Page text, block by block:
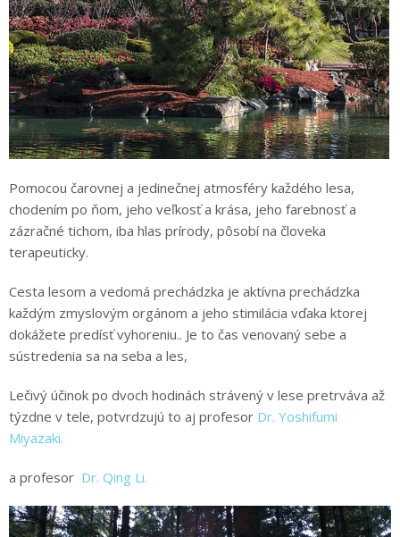
Pomocou čarovnej a jedinečnej atmosféry každého lesa,
chodením po ňom, jeho veľkosť a krása, jeho farebnosť a
zázračné tichom, iba hlas prírody, pôsobí na človeka
terapeuticky.
Cesta lesom a vedomá prechádzka je aktívna prechádzka
každým zmyslovým orgánom a jeho stimilácia vďaka ktorej
dokážete predísť vyhoreniu.. Je to čas venovaný sebe a
sústredenia sa na seba a les,
Lečivý účinok po dvoch hodinách strávený v lese pretrváva až
týzdne v tele, potvrdzujú to aj profesor Dr. Yoshifumi
Miyazaki.
a profesor Dr. Qing Li.